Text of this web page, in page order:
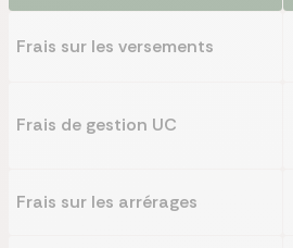
Frais sur les versements
Frais de gestion UC
Frais sur les arrérages